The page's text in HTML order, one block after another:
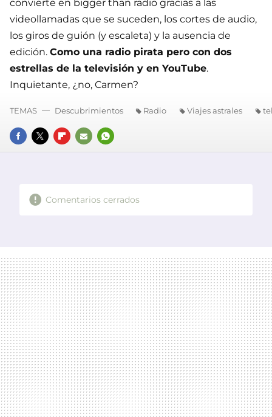
convierte en bigger than radio gracias a las
videollamadas que se suceden, los cortes de audio,
los giros de guión (y escaleta) y la ausencia de
edición. Como una radio pirata pero con dos
estrellas de la televisión y en YouTube.
Inquietante, ¿no, Carmen?
FACEBOOK
TWITTERFLIPBOARD
E-
WHATSAPP
TEMAS Descubrimientos Radio Viajes astrales
Comentarios cerrados